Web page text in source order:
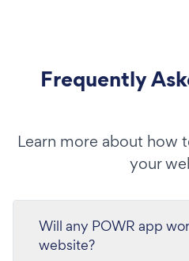
Frequently
Learn more about how
your
Will any POWR app
website?